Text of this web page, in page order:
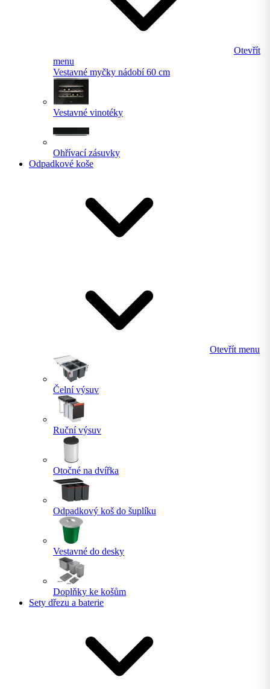
Otevřít
menu
Vestavné myčky nádobí 60 cm
Vestavné vinotéky
Ohřívací zásuvky
Odpadkové koše
Otevřít menu
Čelní výsuv
Ruční výsuv
Otočné na dvířka
Odpadkový koš do šuplíku
Vestavné do desky
Doplňky ke košům
Sety dřezu a baterie